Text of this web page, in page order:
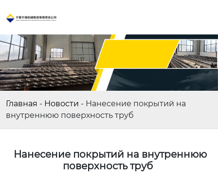
Главная - Новости - Нанесение покрытий на
внутреннюю поверхность труб
Нанесение покрытий на внутреннюю
поверхность труб